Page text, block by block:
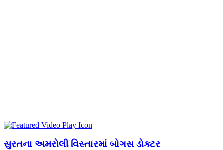
સુરતના અમરોલી વિસ્તારમાં બોગસ ડોક્ટર